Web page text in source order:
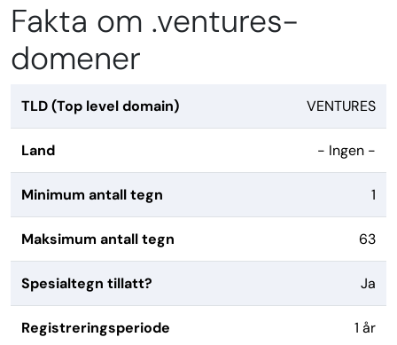
Fakta om .ventures-
domener
TLD (Top level domain) VENTURES
Land - Ingen -
Minimum antall tegn 1
Maksimum antall tegn 63
Spesialtegn tillatt? Ja
Registreringsperiode 1 år